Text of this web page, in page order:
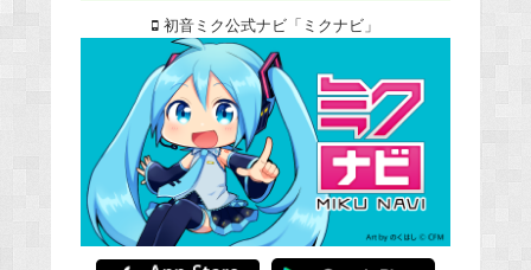
初音ミク公式ナビ「ミクナビ」